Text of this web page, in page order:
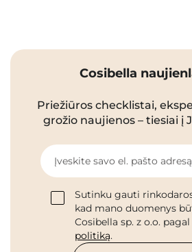
Cosibella
Priežiūros checklistai,
grožio naujienos – tiesiai į
Įveskite savo el. pašto adresą
Sutinku gauti
kad mano duomenys
Cosibella sp. z o.o. pagal
politiką.